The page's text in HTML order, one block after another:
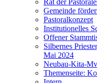
Rat der
Gemeinde
Pastoralkonzept
Institutionelles
Offener
Silbernes
Mai 2024
Neubau-Kita-
Themenseite: